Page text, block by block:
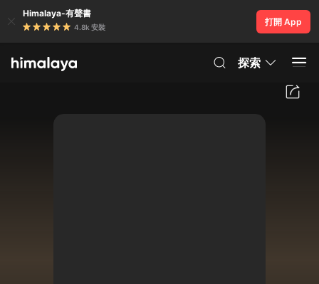
Himalaya-有聲書
4.8k 安裝
打開 App
探索